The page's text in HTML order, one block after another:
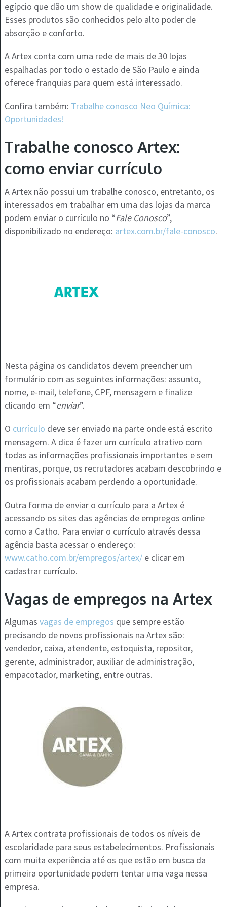
egípcio que dão um show de qualidade e originalidade.
Esses produtos são conhecidos pelo alto poder de
absorção e conforto.
A Artex conta com uma rede de mais de 30 lojas
espalhadas por todo o estado de São Paulo e ainda
oferece franquias para quem está interessado.
Confira também: Trabalhe conosco Neo Química:
Oportunidades!
Trabalhe conosco Artex:
como enviar currículo
A Artex não possui um trabalhe conosco, entretanto, os
interessados em trabalhar em uma das lojas da marca
podem enviar o currículo no “Fale Conosco”,
disponibilizado no endereço: artex.com.br/fale-conosco.
Nesta página os candidatos devem preencher um
formulário com as seguintes informações: assunto,
nome, e-mail, telefone, CPF, mensagem e finalize
clicando em “enviar”.
O currículo deve ser enviado na parte onde está escrito
mensagem. A dica é fazer um currículo atrativo com
todas as informações profissionais importantes e sem
mentiras, porque, os recrutadores acabam descobrindo e
os profissionais acabam perdendo a oportunidade.
Outra forma de enviar o currículo para a Artex é
acessando os sites das agências de empregos online
como a Catho. Para enviar o currículo através dessa
agência basta acessar o endereço:
www.catho.com.br/empregos/artex/e clicar em
cadastrar currículo.
Vagas de empregos na Artex
Algumas vagas de empregos que sempre estão
precisando de novos profissionais na Artex são:
vendedor, caixa, atendente, estoquista, repositor,
gerente, administrador, auxiliar de administração,
empacotador, marketing, entre outras.
A Artex contrata profissionais de todos os níveis de
escolaridade para seus estabelecimentos. Profissionais
com muita experiência até os que estão em busca da
primeira oportunidade podem tentar uma vaga nessa
empresa.